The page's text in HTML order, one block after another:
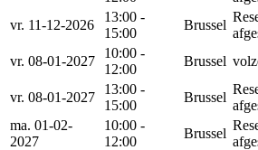
vr. 11-12-2026
13:00 -
15:00
Brussel
vr. 08-01-2027
10:00 -
12:00
Brussel
vr. 08-01-2027
13:00 -
15:00
Brussel
ma. 01-02-
2027
10:00 -
12:00
Brussel